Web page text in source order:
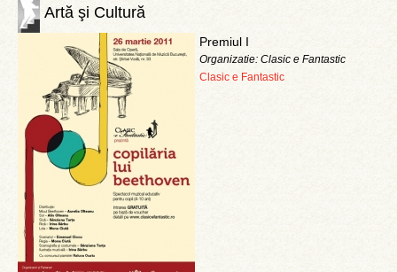
Artă şi Cultură
Premiul I
Organizatie: Clasic e Fantastic
Clasic e Fantastic